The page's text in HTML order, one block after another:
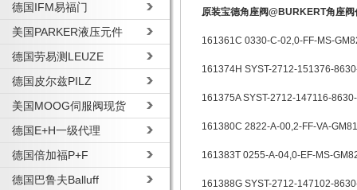
德国IFM易福门
美国PARKER液压元件
德国劳易测LEUZE
德国皮尔兹PILZ
美国MOOG伺服阀现货
德国E+H一级代理
德国倍加福P+F
德国巴鲁夫Balluff
原装宝德角座阀@BURKERT角座阀
161361C 0330-C-02,0-FF-MS-
161374H SYST-2712-151376-
161375A SYST-2712-147116-
161380C 2822-A-00,2-FF-VA-
161383T 0255-A-04,0-EF-MS-
161388G SYST-2712-147102-